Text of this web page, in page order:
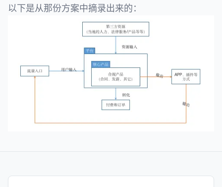
以下是从那份方案中摘录出来的：